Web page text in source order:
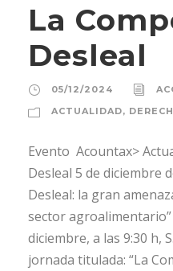
La
Desleal
05/12/2024
ACTUALIDAD,
Evento Acountax>
Desleal 5 de diciembre
Desleal: la gran
sector
diciembre, a las 9:30 h,
jornada titulada: “La